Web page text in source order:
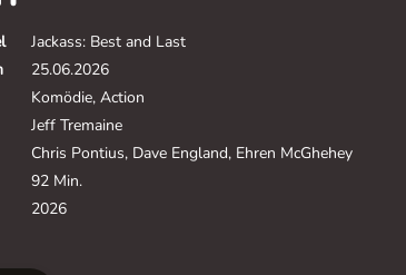
Jackass: Best and Last
25.06.2026
Komödie, Action
Jeff Tremaine
Chris Pontius, Dave England, Ehren McGhehey
92 Min.
2026